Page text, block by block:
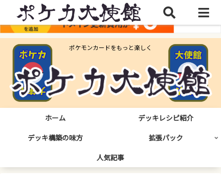
ポケモンカードをもっと楽しく
ホーム
デッキレシピ紹介
デッキ構築の味方
拡張パック
人気記事